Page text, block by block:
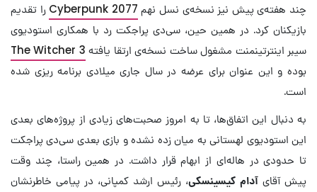
چند هفته‌ی پیش نیز نسخه‌ی نسل نهم Cyberpunk 2077 را تقدیم
بازیکنان کرد. در همین حین، سی‌دی پراجکت رد با همکاری استودیوی
سیبر اینترتینمنت مشغول ساخت نسخه‌ی ارتقا یافته The Witcher 3
بوده و این عنوان برای عرضه در سال جاری میلادی برنامه ریزی شده
است.
به دنبال این اتفاق‌ها، تا به امروز صحبت‌های زیادی از پروژه‌های بعدی
این استودیوی لهستانی به میان زده نشده و بازی بعدی سی‌دی پراجکت
تا حدودی در هاله‌ای از ابهام قرار داشت. در همین راستا، چند وقت
پیش آقای آدام کیسینسکی، رئیس ارشد کمپانی، در پیامی خاطرنشان